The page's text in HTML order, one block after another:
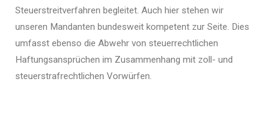
Steuerstreitverfahren begleitet. Auch hier stehen wir
unseren Mandanten bundesweit kompetent zur Seite. Dies
umfasst ebenso die Abwehr von steuerrechtlichen
Haftungsansprüchen im Zusammenhang mit zoll- und
steuerstrafrechtlichen Vorwürfen.